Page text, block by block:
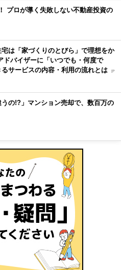
プロが導く失敗しない不動産投資の
は「家づくりのとびら」で理想をか
ドバイザーに「いつでも・何度で
るサービスの内容・利用の流れとは [P
うの!?」マンション売却で、数百万の